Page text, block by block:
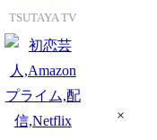
TSUTAYA TV
×